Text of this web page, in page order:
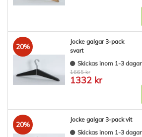
20%
Jocke galgar 3-pack
svart
Skickas inom 1-3 dagar
1665 kr
1332 kr
20%
Jocke galgar 3-pack vit
Skickas inom 1-3 dagar